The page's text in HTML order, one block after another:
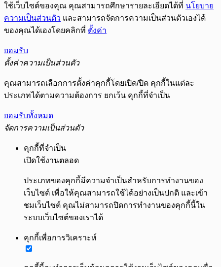
ใช้เว็บไซต์ของคุณ คุณสามารถศึกษารายละเอียดได้ที่ นโยบาย
ความเป็นส่วนตัว และสามารถจัดการความเป็นส่วนตัวเองได้
ของคุณได้เองโดยคลิกที่ ตั้งค่า
ยอมรับ
ตั้งค่าความเป็นส่วนตัว
คุณสามารถเลือกการตั้งค่าคุกกี้โดยเปิด/ปิด คุกกี้ในแต่ละ
ประเภทได้ตามความต้องการ ยกเว้น คุกกี้ที่จำเป็น
ยอมรับทั้งหมด
จัดการความเป็นส่วนตัว
คุกกี้ที่จำเป็น
เปิดใช้งานตลอด
ประเภทของคุกกี้มีความจำเป็นสำหรับการทำงานของ
เว็บไซต์ เพื่อให้คุณสามารถใช้ได้อย่างเป็นปกติ และเข้า
ชมเว็บไซต์ คุณไม่สามารถปิดการทำงานของคุกกี้นี้ใน
ระบบเว็บไซต์ของเราได้
คุกกี้เพื่อการวิเคราะห์